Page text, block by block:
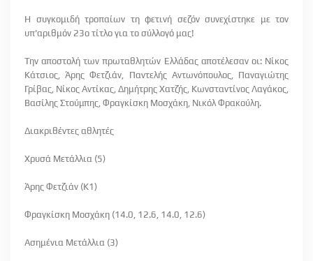
Η συγκομιδή τροπαίων τη φετινή σεζόν συνεχίστηκε με τον
υπ'αριθμόν 23ο τίτλο για το σύλλογό μας!
Την αποστολή των πρωταθλητών Ελλάδας αποτέλεσαν οι: Νίκος
Κάτσιος, Άρης Φετζιάν, Παντελής Αντωνόπουλος, Παναγιώτης
Γρίβας, Νίκος Αντίκας, Δημήτρης Χατζής, Κωνσταντίνος Λαγάκος,
Βασίλης Στούμπης, Φραγκίσκη Μοσχάκη, Νικόλ Φρακούλη.
Διακριθέντες αθλητές
Χρυσά Μετάλλια (5)
Άρης Φετζιάν (Κ1)
Φραγκίσκη Μοσχάκη (14.0, 12.6, 14.0, 12.6)
Ασημένια Μετάλλια (3)